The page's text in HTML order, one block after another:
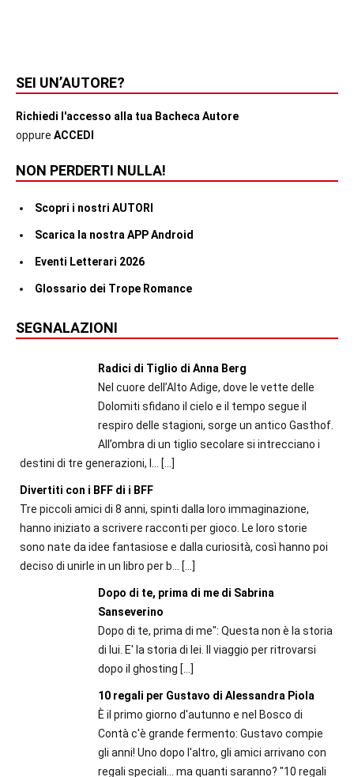
SEI UN’AUTORE?
Richiedi l'accesso alla tua Bacheca Autore
oppure ACCEDI
NON PERDERTI NULLA!
Scopri i nostri AUTORI
Scarica la nostra APP Android
Eventi Letterari 2026
Glossario dei Trope Romance
SEGNALAZIONI
Radici di Tiglio di Anna Berg
Nel cuore dell’Alto Adige, dove le vette delle
Dolomiti sfidano il cielo e il tempo segue il
respiro delle stagioni, sorge un antico Gasthof.
All’ombra di un tiglio secolare si intrecciano i
destini di tre generazioni, l...
[…]
Divertiti con i BFF di i BFF
Tre piccoli amici di 8 anni, spinti dalla loro immaginazione,
hanno iniziato a scrivere racconti per gioco. Le loro storie
sono nate da idee fantasiose e dalla curiosità, così hanno poi
deciso di unirle in un libro per b...
[…]
Dopo di te, prima di me di Sabrina
Sanseverino
Dopo di te, prima di me": Questa non è la storia
di lui. E' la storia di lei. Il viaggio per ritrovarsi
dopo il ghosting […]
10 regali per Gustavo di Alessandra Piola
È il primo giorno d'autunno e nel Bosco di
Contà c'è grande fermento: Gustavo compie
gli anni! Uno dopo l'altro, gli amici arrivano con
regali speciali... ma quanti saranno? "10 regali